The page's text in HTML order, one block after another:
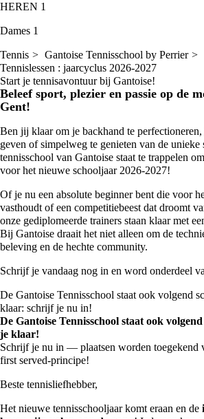
HEREN 1
Dames 1
Tennis
Gantoise Tennisschool by Perrier
Tennislessen : jaarcyclus 2026-2027
Start je tennisavontuur bij Gantoise!
Beleef sport, plezier en passie op de
Gent!
Ben jij klaar om je backhand te
geven of simpelweg te genieten van de
tennisschool van Gantoise staat te trappelen
voor het nieuwe schooljaar 2026-2027!
Of je nu een absolute beginner bent die voor
vasthoudt of een competitiebeest dat droomt
onze gediplomeerde trainers staan klaar met
Bij Gantoise draait het niet alleen om de
beleving en de hechte community.
Schrijf je vandaag nog in en word onderdeel
De Gantoise Tennisschool staat ook volgend
klaar: schrijf je nu in!
De Gantoise Tennisschool staat ook
je klaar!
Schrijf je nu in — plaatsen worden toegekend
first served-principe!
Beste tennisliefhebber,
Het nieuwe tennisschooljaar komt eraan en de